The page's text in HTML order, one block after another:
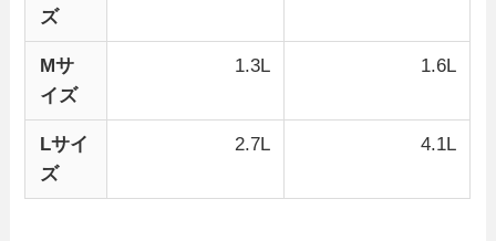
ズ
Mサ
イズ
1.3L 1.6L
Lサイ
ズ
2.7L 4.1L